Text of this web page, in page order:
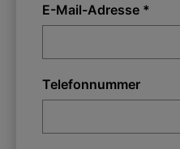
E-Mail-Adresse *
Telefonnummer